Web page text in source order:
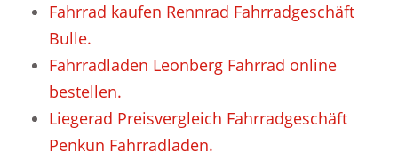
Fahrrad kaufen Rennrad Fahrradgeschäft
Bulle.
Fahrradladen Leonberg Fahrrad online
bestellen.
Liegerad Preisvergleich Fahrradgeschäft
Penkun Fahrradladen.